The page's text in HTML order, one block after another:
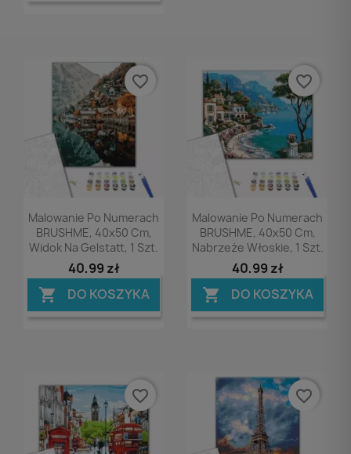
Podgląd
Malowanie Po Numerach
BRUSHME, 40x50 Cm,
Widok Na Gelstatt, 1 Szt.
40,99 zł
 DO KOSZYKA
favorite_border
Podgląd
Malowanie Po Numerach
BRUSHME, 40x50 Cm,
Nabrzeże Włoskie, 1 Szt.
40,99 zł
 DO KOSZYKA
favorite_border
favorite_border favorite_border